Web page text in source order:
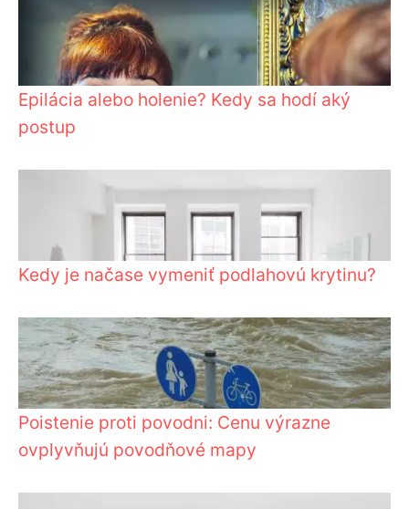
Epilácia alebo holenie? Kedy sa hodí aký
postup
Kedy je načase vymeniť podlahovú krytinu?
Poistenie proti povodni: Cenu výrazne
ovplyvňujú povodňové mapy